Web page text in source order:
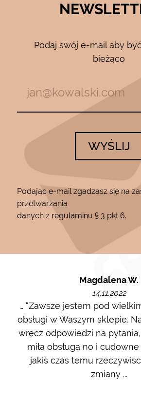
Podaj swój e-mail aby
bieżąco
WYŚLIJ
Podając e-mail zgadzasz się na
przetwarzania
danych z regulaminu § 3 pkt 6.
Magdalena W.
14.11.2022
… “Zawsze jestem pod
obsługi w Waszym sklepie.
wręcz odpowiedzi na
miła obsługa no i
jakiś czas temu
zmiany ...